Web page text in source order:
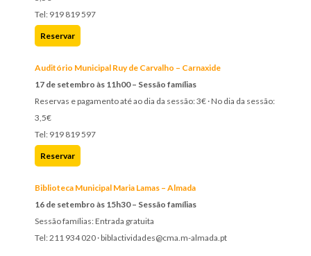
Tel: 919 819 597
Reservar
Auditório Municipal Ruy de Carvalho – Carnaxide
17 de setembro às 11h00 – Sessão famílias
Reservas e pagamento até ao dia da sessão: 3€ · No dia da sessão:
3,5€
Tel: 919 819 597
Reservar
Biblioteca Municipal Maria Lamas – Almada
16 de setembro às 15h30 – Sessão famílias
Sessão famílias: Entrada gratuita
Tel: 211 934 020 · biblactividades@cma.m-almada.pt